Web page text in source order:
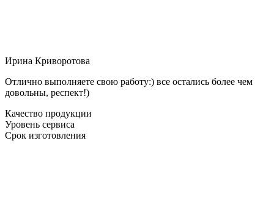
Ирина Криворотова
Отлично выполняете свою работу:) все остались более чем
довольны, респект!)
Качество продукции
Уровень сервиса
Срок изготовления